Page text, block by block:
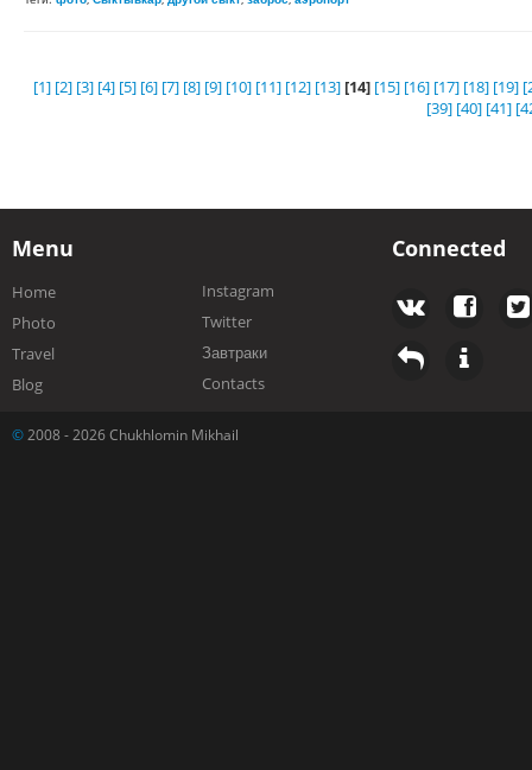
[1] [2] [3] [4] [5] [6] [7] [8] [9] [10] [11] [12] [13] [14] [15] [16] [17] [18] [19]
[39] [40] [41]
Menu
Home
Photo
Travel
Blog
Instagram
Twitter
Завтраки
Contacts
Connected
© 2008 - 2026 Chukhlomin Mikhail